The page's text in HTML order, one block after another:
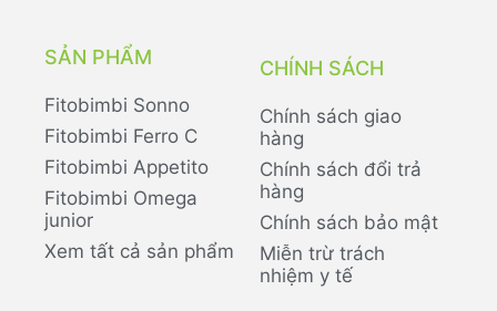
SẢN PHẨM
Fitobimbi Sonno
Fitobimbi Ferro C
Fitobimbi Appetito
Fitobimbi Omega
junior
Xem tất cả sản phẩm
CHÍNH SÁCH
Chính sách giao
hàng
Chính sách đổi trả
hàng
Chính sách bảo mật
Miễn trừ trách
nhiệm y tế